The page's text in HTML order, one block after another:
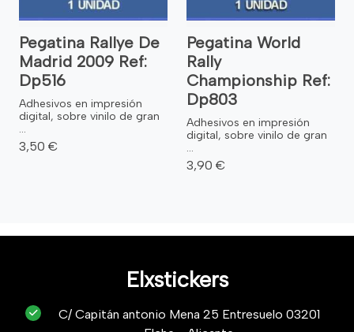
Pegatina Rallye De
Madrid 2009 Ref:
Dp516
Adhesivos en impresión
digital, sobre vinilo de gran
...
3,50 €
Pegatina World
Rally
Championship Ref:
Dp803
Adhesivos en impresión
digital, sobre vinilo de gran
...
3,90 €
Elxstickers
C/ Capitán antonio Mena 25 Entresuelo 03201